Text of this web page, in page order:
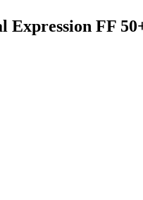
Expression FF